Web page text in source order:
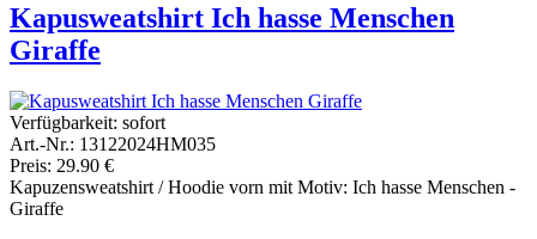
Kapusweatshirt Ich hasse Menschen
Giraffe
Verfügbarkeit: sofort
Art.-Nr.: 13122024HM035
Preis: 29.90 €
Kapuzensweatshirt / Hoodie vorn mit Motiv: Ich hasse Menschen -
Giraffe